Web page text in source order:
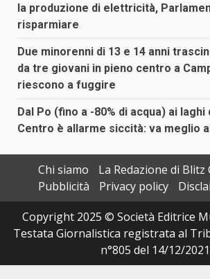
la produzione di elettricità,
risparmiare
Due minorenni di 13 e 14 anni
da tre giovani in pieno centro a
riescono a fuggire
Dal Po (fino a -80% di acqua) ai
Centro è allarme siccità: va meglio
Chi siamo
La Redazione di
Pubblicità
Privacy policy
Copyright 2025 © Società Editrice
Testata Giornalistica registrata al
n°805 del 14/12/2021